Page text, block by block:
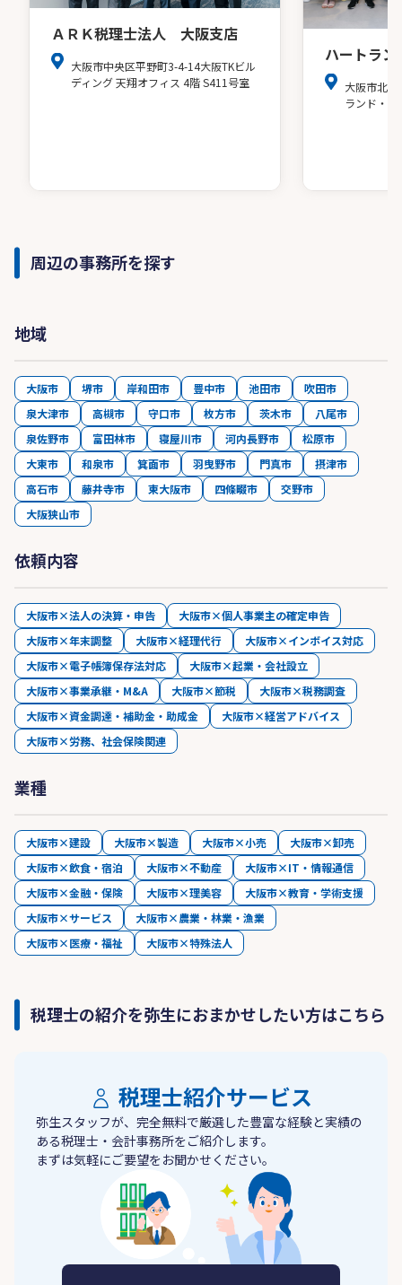
ＡＲＫ税理士法人 大阪支店
大阪市中央区平野町3-4-14大阪TKビル
ディング 天翔オフィス 4階 S411号室
ハートラ
大阪市北
ランド・
周辺の事務所を探す
地域
大阪市 堺市 岸和田市 豊中市 池田市
吹田市
泉大津市
高槻市 守口市 枚方市 茨木市
八尾市
泉佐野市
富田林市 寝屋川市 河内長野市
松原市
大東市
和泉市 箕面市 羽曳野市 門真市
摂津市
高石市
藤井寺市 東大阪市 四條畷市
交野市
大阪狭山市
依頼内容
大阪市×法人の決算・申告
大阪市×個人事業主の確定申告
大阪市×年末調整
大阪市×経理代行
大阪市×インボイス対応
大阪市×電子帳簿保存法対応
大阪市×起業・会社設立
大阪市×事業承継・M&A
大阪市×節税
大阪市×税務調査
大阪市×資金調達・補助金・助成金
大阪市×経営アドバイス
大阪市×労務、社会保険関連
業種
大阪市×建設 大阪市×製造 大阪市×小売
大阪市×卸売
大阪市×飲食・宿泊
大阪市×不動産
大阪市×IT・情報通信
大阪市×金融・保険
大阪市×理美容
大阪市×教育・学術支援
大阪市×サービス
大阪市×農業・林業・漁業
大阪市×医療・福祉
大阪市×特殊法人
税理士の紹介を弥生におまかせしたい方はこちら
税理士紹介サービス
弥生スタッフが、完全無料で厳選した豊富な経験と実績の
ある税理士・会計事務所をご紹介します。
まずは気軽にご要望をお聞かせください。